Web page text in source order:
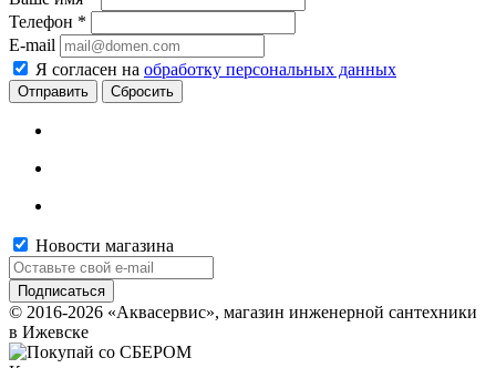
Телефон *
E-mail
Я согласен на обработку персональных данных
Сбросить
Новости магазина
© 2016-2026 «Аквасервис», магазин инженерной сантехники
в Ижевске